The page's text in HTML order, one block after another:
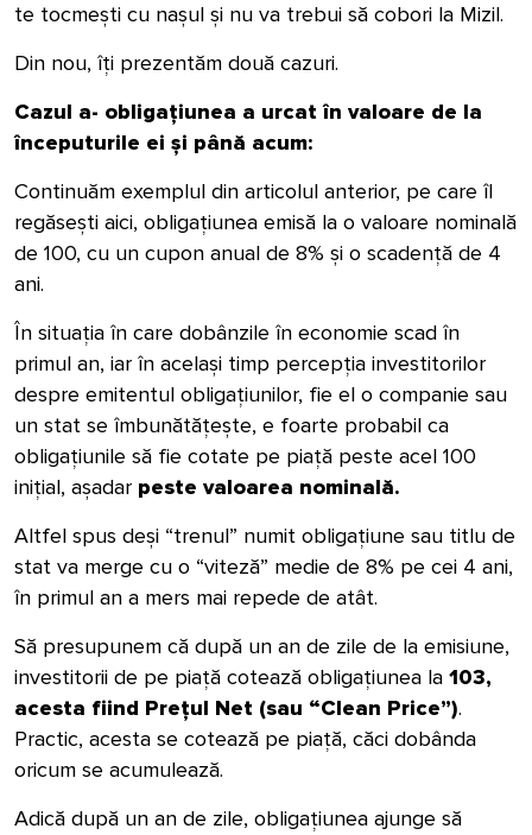
te tocmești cu nașul și nu va trebui să cobori la Mizil.
Din nou, îți prezentăm două cazuri.
Cazul a- obligațiunea a urcat în valoare de la
începuturile ei și până acum:
Continuăm exemplul din articolul anterior, pe care îl
regăsești aici, obligațiunea emisă la o valoare nominală
de 100, cu un cupon anual de 8% și o scadență de 4
ani.
În situația în care dobânzile în economie scad în
primul an, iar în același timp percepția investitorilor
despre emitentul obligațiunilor, fie el o companie sau
un stat se îmbunătățește, e foarte probabil ca
obligațiunile să fie cotate pe piață peste acel 100
inițial, așadar peste valoarea nominală.
Altfel spus deși “trenul” numit obligațiune sau titlu de
stat va merge cu o “viteză” medie de 8% pe cei 4 ani,
în primul an a mers mai repede de atât.
Să presupunem că după un an de zile de la emisiune,
investitorii de pe piață cotează obligațiunea la 103,
acesta fiind Prețul Net (sau “Clean Price”).
Practic, acesta se cotează pe piață, căci dobânda
oricum se acumulează.
Adică după un an de zile, obligațiunea ajunge să